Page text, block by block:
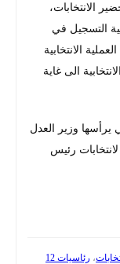
الانتخابات،
التسجيل في
الانتخابية
الى غاية
من 50 عضوا والتي يرأسها وزير العدل
رئيس
،
رئاسيات 12